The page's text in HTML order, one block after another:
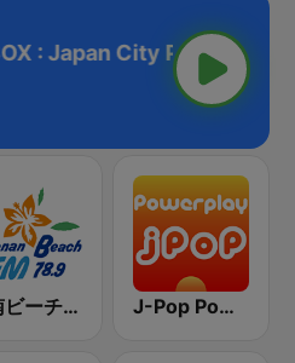
湘南ビーチFM (Shonan Beach FM) J-Pop Powerplay